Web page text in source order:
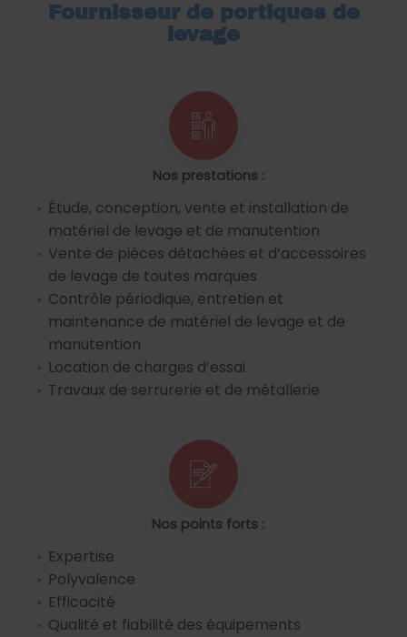
Fournisseur de portiques de
levage
Nos prestations :
Étude, conception, vente et installation de
matériel de levage et de manutention
Vente de pièces détachées et d’accessoires
de levage de toutes marques
Contrôle périodique, entretien et
maintenance de matériel de levage et de
manutention
Location de charges d’essai
Travaux de serrurerie et de métallerie
Nos points forts :
Expertise
Polyvalence
Efficacité
Qualité et fiabilité des équipements